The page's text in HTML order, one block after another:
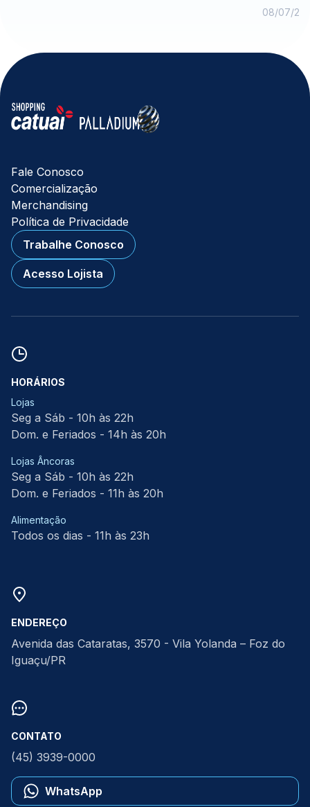
08/07/
Fale Conosco
Comercialização
Merchandising
Política de Privacidade
Trabalhe Conosco
Acesso Lojista
HORÁRIOS
Lojas
Seg a Sáb - 10h às 22h
Dom. e Feriados - 14h às 20h
Lojas Âncoras
Seg a Sáb - 10h às 22h
Dom. e Feriados - 11h às 20h
Alimentação
Todos os dias - 11h às 23h
ENDEREÇO
Avenida das Cataratas, 3570 - Vila Yolanda – Foz do
Iguaçu/PR
CONTATO
(45) 3939-0000
WhatsApp